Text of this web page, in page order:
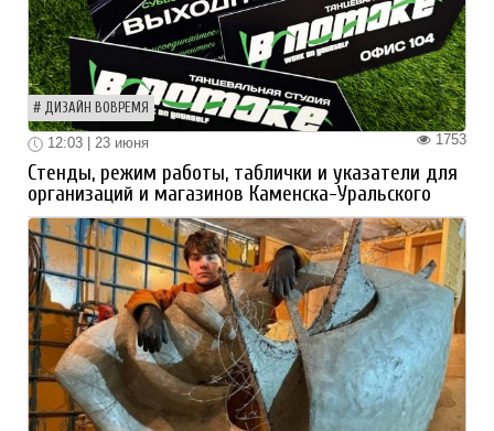
ДИЗАЙН ВОВРЕМЯ
1753
12:03 | 23 июня
Стенды, режим работы, таблички и указатели для
организаций и магазинов Каменска-Уральского